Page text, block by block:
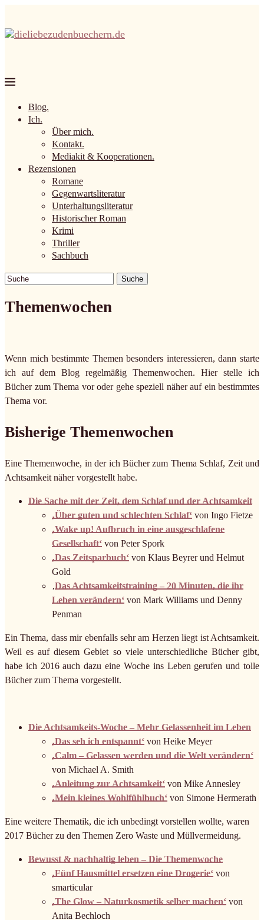
Blog.
Ich.
Über mich.
Kontakt.
Mediakit & Kooperationen.
Rezensionen
Romane
Gegenwartsliteratur
Unterhaltungsliteratur
Historischer Roman
Krimi
Thriller
Sachbuch
Suche
Themenwochen
Wenn mich bestimmte Themen besonders interessieren, dann starte
ich auf dem Blog regelmäßig Themenwochen. Hier stelle ich
Bücher zum Thema vor oder gehe speziell näher auf ein bestimmtes
Thema vor.
Bisherige Themenwochen
Eine Themenwoche, in der ich Bücher zum Thema Schlaf, Zeit und
Achtsamkeit näher vorgestellt habe.
Die Sache mit der Zeit, dem Schlaf und der Achtsamkeit
‚Über guten und schlechten Schlaf‘ von Ingo Fietze
‚Wake up! Aufbruch in eine ausgeschlafene
Gesellschaft‘ von Peter Spork
‚Das Zeitsparbuch‘ von Klaus Beyrer und Helmut
Gold
‚Das Achtsamkeitstraining – 20 Minuten, die ihr
Leben verändern‘ von Mark Williams und Denny
Penman
Ein Thema, dass mir ebenfalls sehr am Herzen liegt ist Achtsamkeit.
Weil es auf diesem Gebiet so viele unterschiedliche Bücher gibt,
habe ich 2016 auch dazu eine Woche ins Leben gerufen und tolle
Bücher zum Thema vorgestellt.
Die Achtsamkeits-Woche – Mehr Gelassenheit im Leben
‚Das seh ich entspannt‘ von Heike Meyer
‚Calm – Gelassen werden und die Welt verändern‘
von Michael A. Smith
‚Anleitung zur Achtsamkeit‘ von Mike Annesley
‚Mein kleines Wohlfühlbuch‘ von Simone Hermerath
Eine weitere Thematik, die ich unbedingt vorstellen wollte, waren
2017 Bücher zu den Themen Zero Waste und Müllvermeidung.
Bewusst & nachhaltig leben – Die Themenwoche
‚Fünf Hausmittel ersetzen eine Drogerie‘ von
smarticular
‚The Glow – Naturkosmetik selber machen‘ von
Anita Bechloch